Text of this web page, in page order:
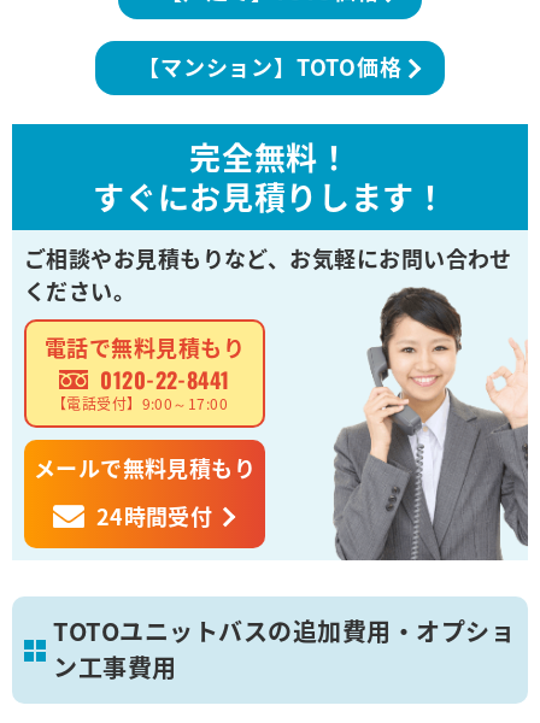
【マンション】TOTO価格
完全無料！
すぐにお見積りします！
ご相談やお見積もりなど、 お気軽にお問い合わせ
ください。
電話で無料見積もり
0120-22-8441
【電話受付】9:00～17:00
メールで無料見積もり
24時間受付
TOTOユニットバスの追加費用・オプショ
ン工事費用